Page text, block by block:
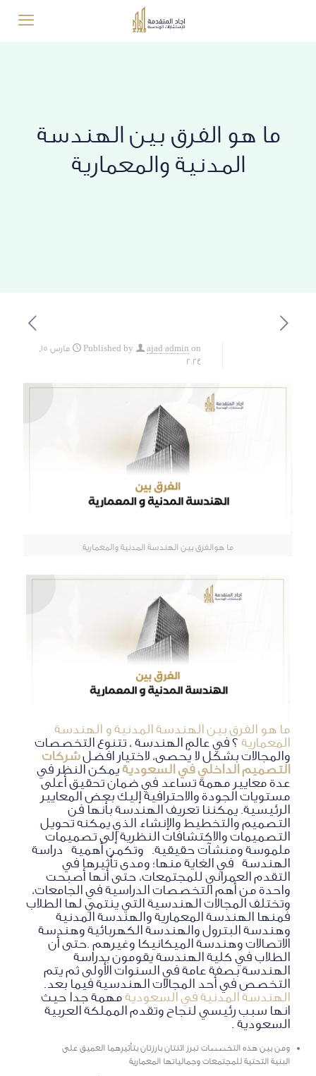
ما هو الفرق بين الهندسة
المدنية والمعمارية
Published by ajad admin on
مارس 15,
2024
ما هوالفرق بين الهندسة المدنية والمعمارية
ما هو الفرق بين الهندسة المدنية و الهندسة
المعمارية؟ في عالم الهندسة ، تتنوع التخصصات
والمجالات بشكل لا يُحصى، لاختيار افضلشركات
التصميم الداخلي في السعوديةيمكن النظر في
عدة معايير مهمة تساعد في ضمان تحقيق أعلى
مستويات الجودة والاحترافية إليك بعض المعايير
الرئيسية. يمكننا تعريف الهندسة بأنها فن
التصميم والتخطيط والإنشاء الذي يمكنه تحويل
التصميمات والاكتشافات النظرية إلى تصميمات
ملموسة ومنشآت حقيقية. وتكمن أهمية دراسة
الهندسة في الغاية منها؛ ومدى تأثيرها في
التقدم العمراني للمجتمعات، حتى أنها أصبحت
واحدة من أهم التخصصات الدراسية في الجامعات،
وتختلف المجالات الهندسية التي ينتمي لها الطلاب
فمنها الهندسة المعمارية والهندسة المدنية
وهندسة البترول والهندسة الكهربائية وهندسة
الاتصالات وهندسة الميكانيكا وغيرهم .حتى أن
الطلاب في كلية الهندسة يقومون بدراسة
الهندسة بصفة عامة في السنوات الأولى ثم يتم
التخصص في أحد المجالات الهندسية فيما بعد.
الهندسة المدنية في السعوديةمهمة جدا حيث
انها سبب رئيسي لنجاح وتقدم المملكة العربية
السعودية .
ومن بين هذه التخصصات تبرز اثنتان بارزتان بتأثيرهما العميق على
البنية التحتية للمجتمعات وجمالياتها المعمارية